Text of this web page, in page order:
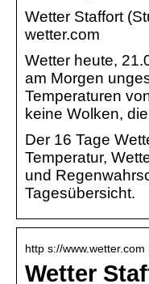
Wetter Staffort
wetter.com
Wetter heute,
am Morgen
Temperaturen
keine Wolken,
Der 16 Tage
Temperatur,
und
Tagesübersicht.
http s://
Wetter